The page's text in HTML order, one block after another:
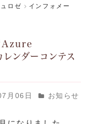
ロゼ
インフォメー
ンダーコンテス
月06日 お知らせ
g
t